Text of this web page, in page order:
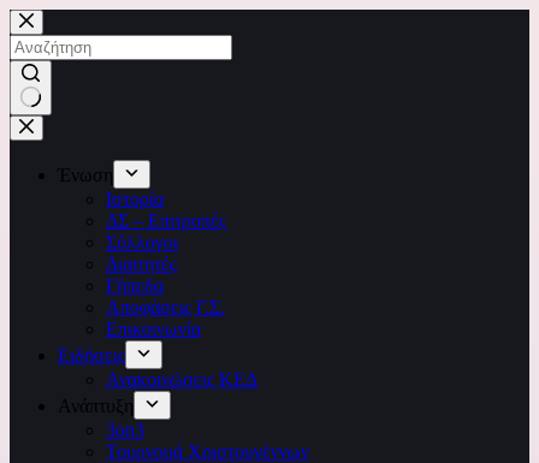
Μετάβαση
στο
περιεχόμενο
No
results
Ένωση
Ιστορία
ΔΣ – Επιτροπές
Σύλλογοι
Διαιτητές
Γήπεδα
Αποφάσεις Γ.Σ.
Επικοινωνία
Ειδήσεις
Ανακοινώσεις ΚΕΔ
Ανάπτυξη
3on3
Τουρνουά Χριστουγέννων